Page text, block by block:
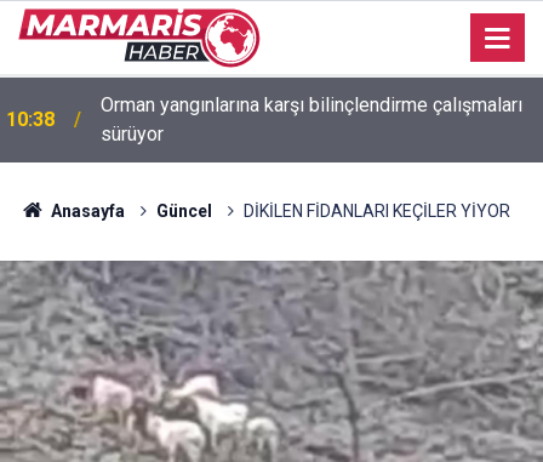
16:20 Marmaris’te ters yön tehlikesi kask kamerasında
Anasayfa Güncel DİKİLEN FİDANLARI KEÇİLER YİYOR